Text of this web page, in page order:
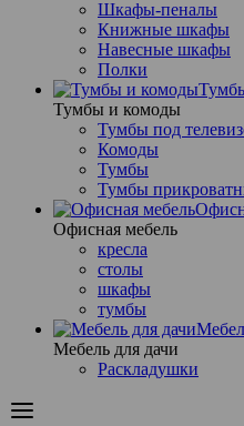
Шкафы-пеналы
Книжные шкафы
Навесные шкафы
Полки
Тумбы и комоды
Тумбы под
Комоды
Тумбы
Тумбы
Офисная мебель
кресла
столы
шкафы
тумбы
Мебель для дачи
Раскладушки